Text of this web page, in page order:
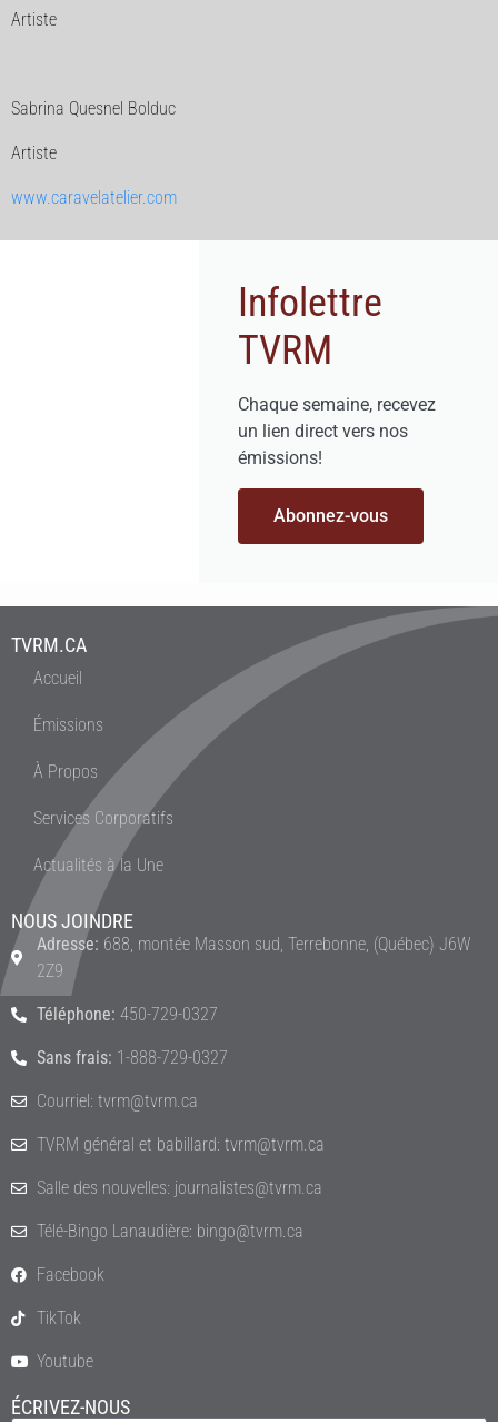
Artiste
Sabrina Quesnel Bolduc
Artiste
www.caravelatelier.com
Infolettre
TVRM
Chaque semaine, recevez
un lien direct vers nos
émissions!
Abonnez-vous
TVRM.CA
Accueil
Émissions
À Propos
Services Corporatifs
Actualités à la Une
NOUS JOINDRE
Adresse: 688, montée Masson sud, Terrebonne, (Québec) J6W
2Z9
Téléphone: 450-729-0327
Sans frais: 1-888-729-0327
Courriel: tvrm@tvrm.ca
TVRM général et babillard: tvrm@tvrm.ca
Salle des nouvelles: journalistes@tvrm.ca
Télé-Bingo Lanaudière: bingo@tvrm.ca
Facebook
TikTok
Youtube
ÉCRIVEZ-NOUS